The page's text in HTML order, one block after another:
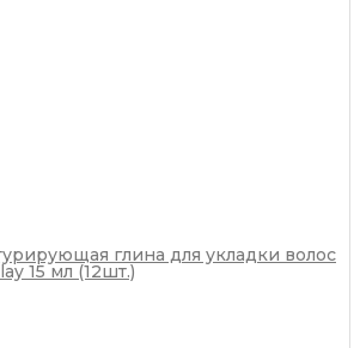
глина для укладки волос
15 мл (12шт.)